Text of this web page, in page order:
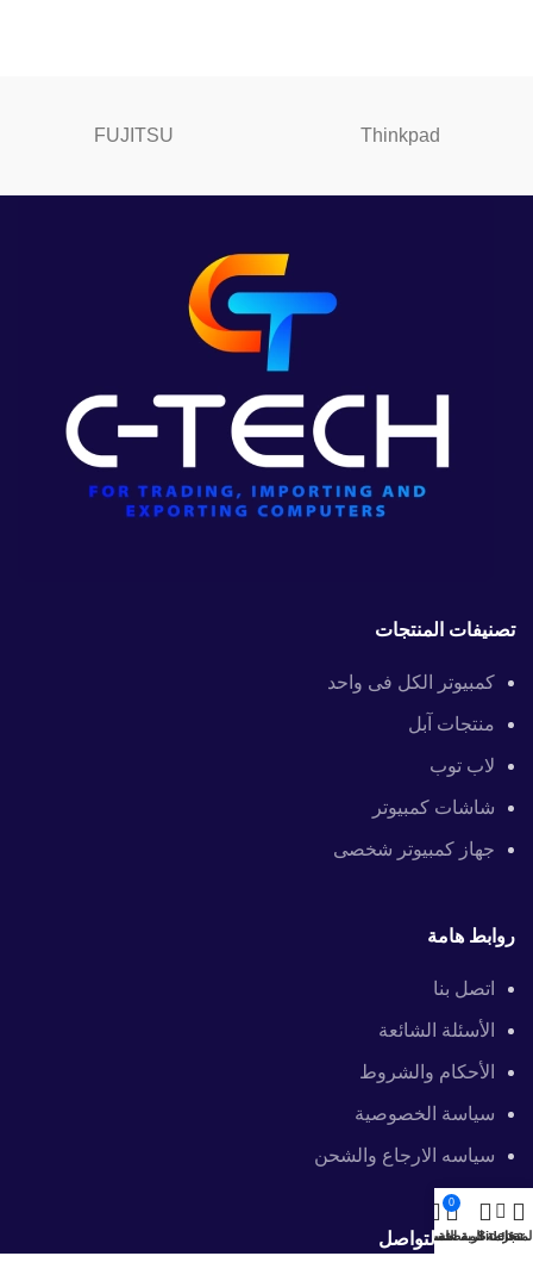
Thinkpad
FUJITSU
تصنيفات المنتجات
كمبيوتر الكل فى واحد
منتجات آبل
لاب توب
شاشات كمبيوتر
جهاز كمبيوتر شخصى
روابط هامة
اتصل بنا
الأسئلة الشائعة
الأحكام والشروط
سياسة الخصوصية
سياسه الارجاع والشحن
معلومات التواصل
Sidebar
قائمة المفضلة
0
عربة التسوق
حسابى